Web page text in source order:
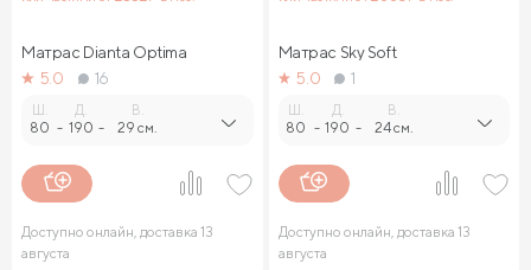
Матрас Dianta Optima
5.0
16
Ш.
80 -
Д.
190 -
В.
29 см.
Доступно онлайн, доставка 13
августа
Матрас Sky Soft
5.0
1
Ш.
80 -
Д.
190 -
В.
24 см.
Доступно онлайн, доставка 13
августа